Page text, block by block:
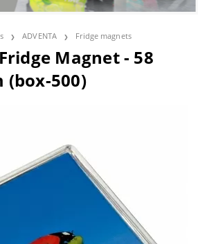
ADVENTA Fridge magnets
Magnet - 58
(box-500)